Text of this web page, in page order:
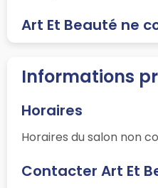
Art Et Beauté ne
Informations
Horaires
Horaires du salon non
Contacter Art Et